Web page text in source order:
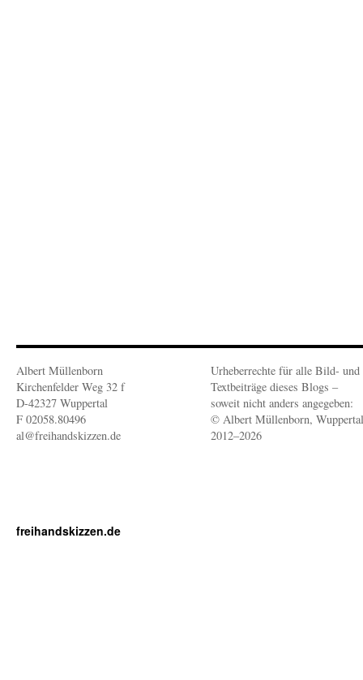
Albert Müllenborn
Kirchenfelder Weg 32 f
D-42327 Wuppertal
F 02058.80496
al@freihandskizzen.de
Urheberrechte für alle Bild- und
Textbeiträge dieses Blogs –
soweit nicht anders angegeben:
© Albert Müllenborn, Wuppertal
2012–2026
freihandskizzen.de